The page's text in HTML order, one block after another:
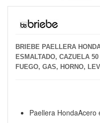
BRIEBE PAELLERA
ESMALTADO, CAZUELA
FUEGO, GAS, HORNO,
Paellera HondaAcero